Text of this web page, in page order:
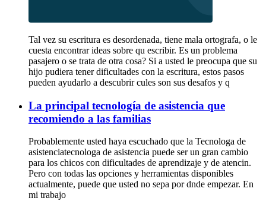
Tal vez su escritura es desordenada, tiene mala ortografa, o le
cuesta encontrar ideas sobre qu escribir. Es un problema
pasajero o se trata de otra cosa? Si a usted le preocupa que su
hijo pudiera tener dificultades con la escritura, estos pasos
pueden ayudarlo a descubrir cules son sus desafos y q
La principal tecnología de asistencia que
recomiendo a las familias
Probablemente usted haya escuchado que la Tecnologa de
asistenciatecnologa de asistencia puede ser un gran cambio
para los chicos con dificultades de aprendizaje y de atencin.
Pero con todas las opciones y herramientas disponibles
actualmente, puede que usted no sepa por dnde empezar. En
mi trabajo